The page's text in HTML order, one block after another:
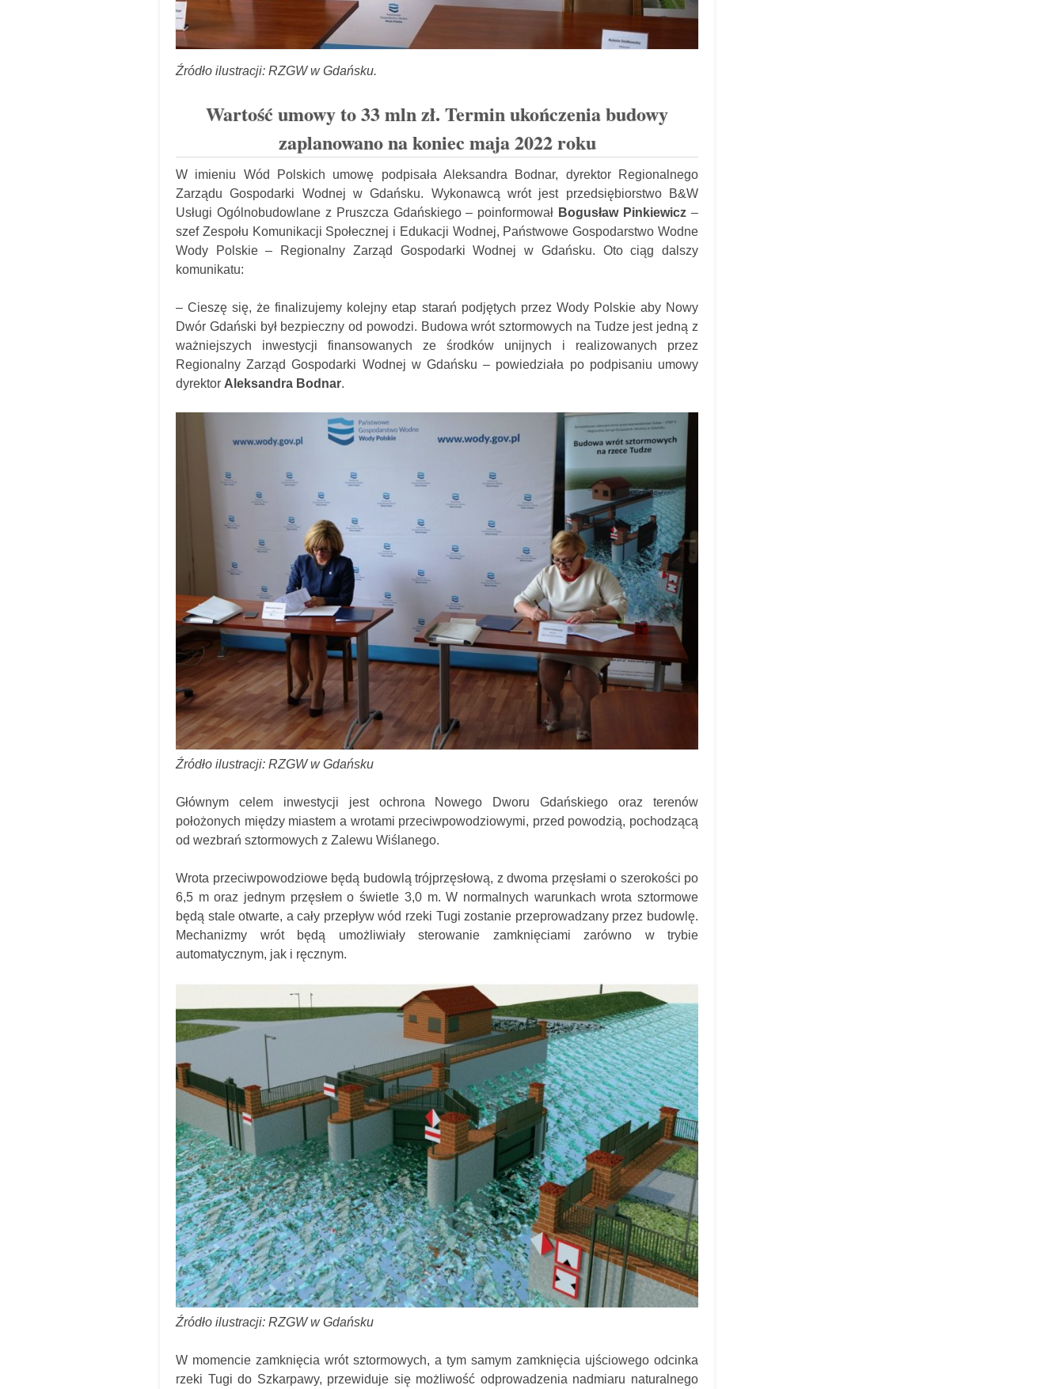
Źródło ilustracji: RZGW w Gdańsku.
Wartość umowy to 33 mln zł. Termin ukończenia budowy
zaplanowano na koniec maja 2022 roku
W imieniu Wód Polskich umowę podpisała Aleksandra Bodnar, dyrektor Regionalnego
Zarządu Gospodarki Wodnej w Gdańsku. Wykonawcą wrót jest przedsiębiorstwo B&W
Usługi Ogólnobudowlane z Pruszcza Gdańskiego – poinformował Bogusław Pinkiewicz –
szef Zespołu Komunikacji Społecznej i Edukacji Wodnej, Państwowe Gospodarstwo Wodne
Wody Polskie – Regionalny Zarząd Gospodarki Wodnej w Gdańsku. Oto ciąg dalszy
komunikatu:
– Cieszę się, że finalizujemy kolejny etap starań podjętych przez Wody Polskie aby Nowy
Dwór Gdański był bezpieczny od powodzi. Budowa wrót sztormowych na Tudze jest jedną z
ważniejszych inwestycji finansowanych ze środków unijnych i realizowanych przez
Regionalny Zarząd Gospodarki Wodnej w Gdańsku – powiedziała po podpisaniu umowy
dyrektor Aleksandra Bodnar.
Źródło ilustracji: RZGW w Gdańsku
Głównym celem inwestycji jest ochrona Nowego Dworu Gdańskiego oraz terenów
położonych między miastem a wrotami przeciwpowodziowymi, przed powodzią, pochodzącą
od wezbrań sztormowych z Zalewu Wiślanego.
Wrota przeciwpowodziowe będą budowlą trójprzęsłową, z dwoma przęsłami o szerokości po
6,5 m oraz jednym przęsłem o świetle 3,0 m. W normalnych warunkach wrota sztormowe
będą stale otwarte, a cały przepływ wód rzeki Tugi zostanie przeprowadzany przez budowlę.
Mechanizmy wrót będą umożliwiały sterowanie zamknięciami zarówno w trybie
automatycznym, jak i ręcznym.
Źródło ilustracji: RZGW w Gdańsku
W momencie zamknięcia wrót sztormowych, a tym samym zamknięcia ujściowego odcinka
rzeki Tugi do Szkarpawy, przewiduje się możliwość odprowadzenia nadmiaru naturalnego